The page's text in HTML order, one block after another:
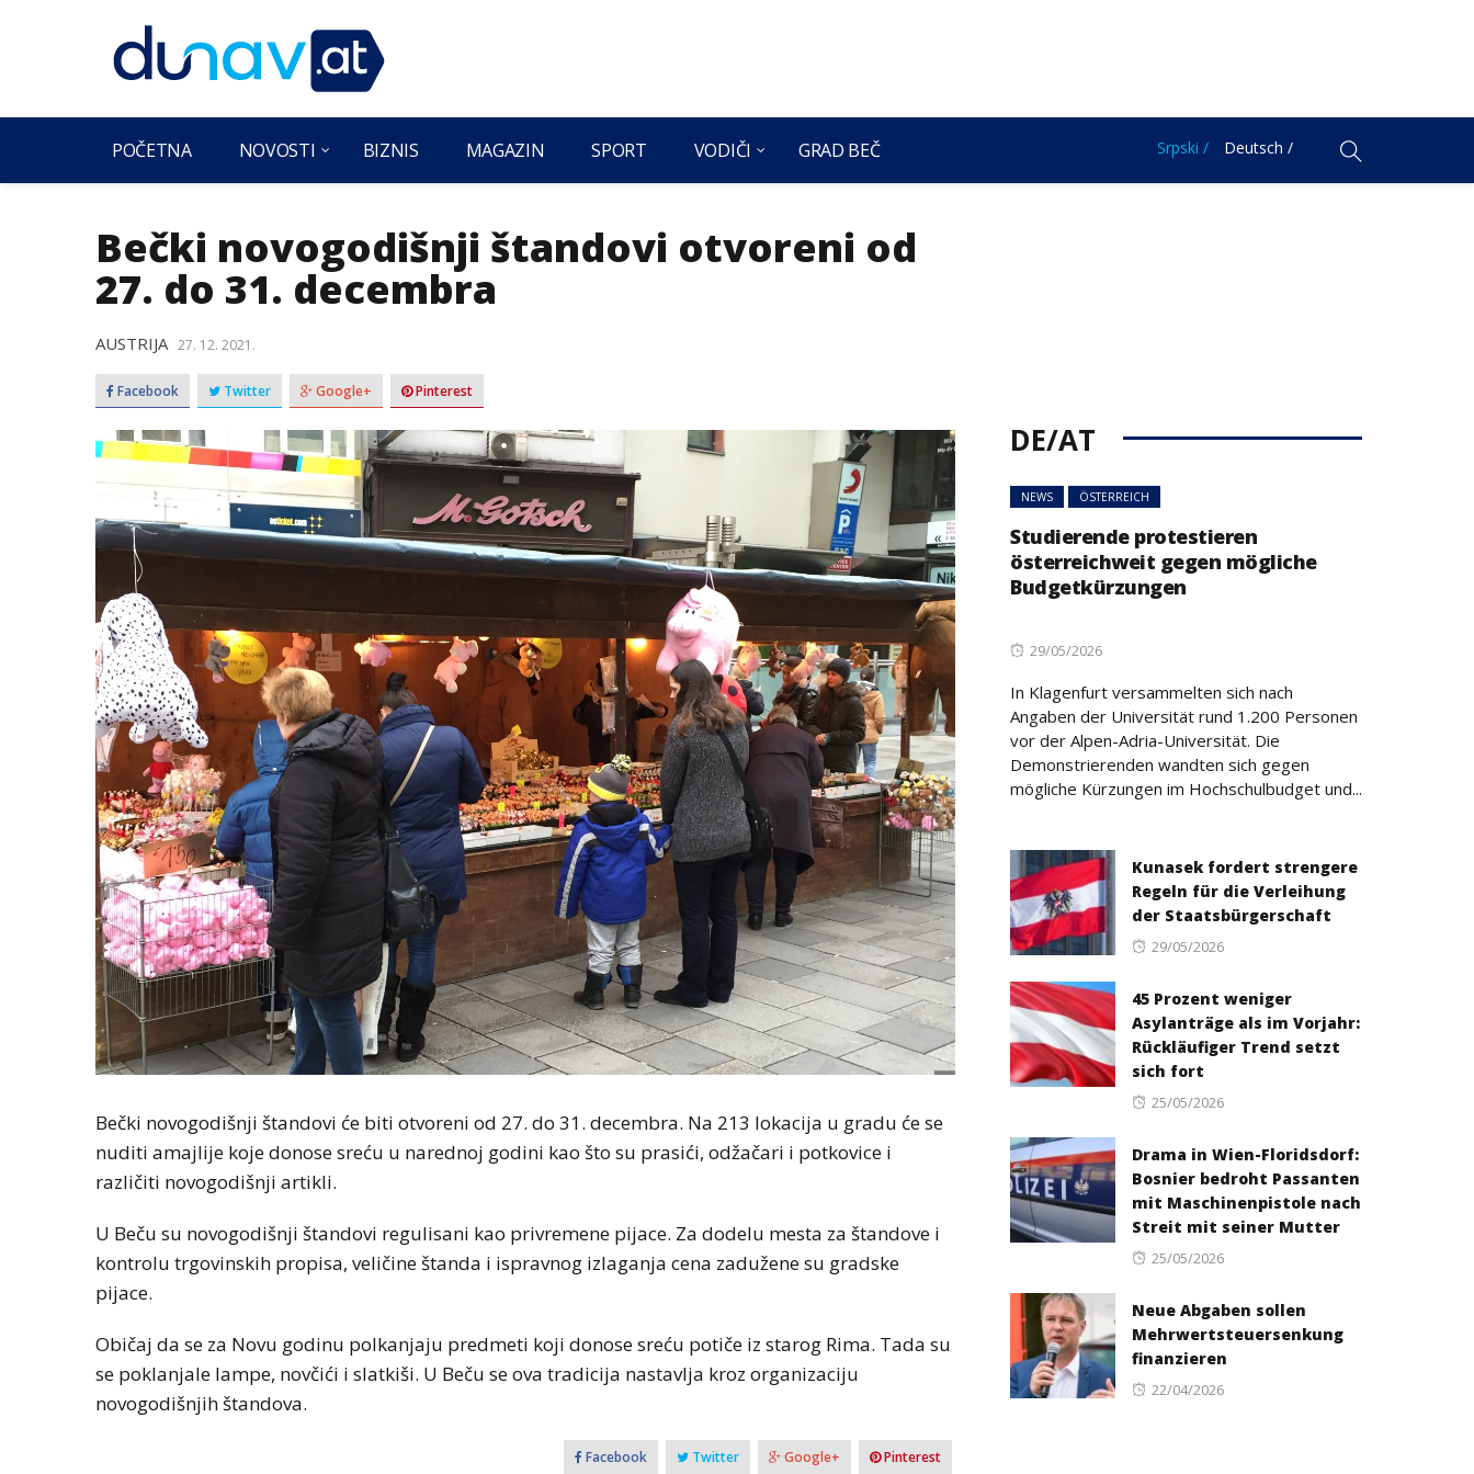
POČETNA NOVOSTI BIZNIS MAGAZIN SPORT VODIČI GRAD BEČ Srpski / Deutsch /
Bečki novogodišnji štandovi otvoreni od
27. do 31. decembra
AUSTRIJA 27. 12. 2021.
Facebook Twitter Google+ Pinterest
Bečki novogodišnji štandovi će biti otvoreni od 27. do 31. decembra. Na 213 lokacija u gradu će se
nuditi amajlije koje donose sreću u narednoj godini kao što su prasići, odžačari i potkovice i
različiti novogodišnji artikli.
U Beču su novogodišnji štandovi regulisani kao privremene pijace. Za dodelu mesta za štandove i
kontrolu trgovinskih propisa, veličine štanda i ispravnog izlaganja cena zadužene su gradske
pijace.
Običaj da se za Novu godinu polkanjaju predmeti koji donose sreću potiče iz starog Rima. Tada su
se poklanjale lampe, novčići i slatkiši. U Beču se ova tradicija nastavlja kroz organizaciju
novogodišnjih štandova.
Facebook Twitter Google+ Pinterest
DE/AT
NEWS ÖSTERREICH
Studierende protestieren
österreichweit gegen mögliche
Budgetkürzungen
Posted
29/05/2026
In Klagenfurt versammelten sich nach
Angaben der Universität rund 1.200 Personen
vor der Alpen-Adria-Universität. Die
Demonstrierenden wandten sich gegen
mögliche Kürzungen im Hochschulbudget und...
Kunasek fordert strengere
Regeln für die Verleihung
der Staatsbürgerschaft
Posted
29/05/2026
45 Prozent weniger
Asylanträge als im Vorjahr:
Rückläufiger Trend setzt
sich fort
Posted
25/05/2026
Drama in Wien-Floridsdorf:
Bosnier bedroht Passanten
mit Maschinenpistole nach
Streit mit seiner Mutter
Posted
25/05/2026
Neue Abgaben sollen
Mehrwertsteuersenkung
finanzieren
Posted
22/04/2026